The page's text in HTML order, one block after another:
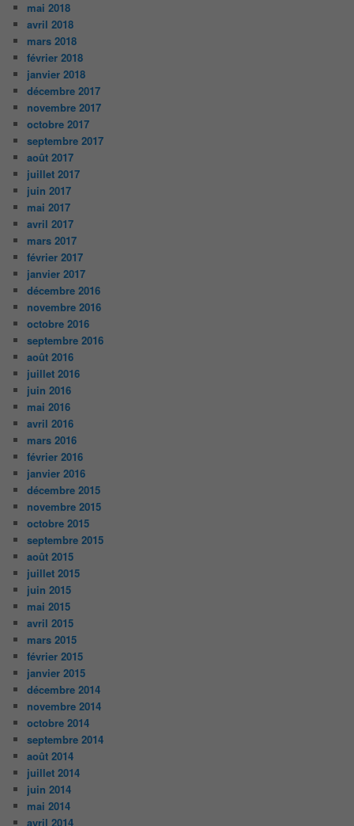
mai 2018
avril 2018
mars 2018
février 2018
janvier 2018
décembre 2017
novembre 2017
octobre 2017
septembre 2017
août 2017
juillet 2017
juin 2017
mai 2017
avril 2017
mars 2017
février 2017
janvier 2017
décembre 2016
novembre 2016
octobre 2016
septembre 2016
août 2016
juillet 2016
juin 2016
mai 2016
avril 2016
mars 2016
février 2016
janvier 2016
décembre 2015
novembre 2015
octobre 2015
septembre 2015
août 2015
juillet 2015
juin 2015
mai 2015
avril 2015
mars 2015
février 2015
janvier 2015
décembre 2014
novembre 2014
octobre 2014
septembre 2014
août 2014
juillet 2014
juin 2014
mai 2014
avril 2014